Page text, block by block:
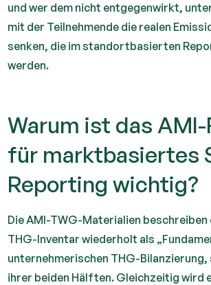
und wer dem nicht entgegenwirkt,
mit der Teilnehmende die realen
senken, die im standortbasierten
werden.
Warum ist das
für marktbasiertes
Reporting wichtig?
Die AMI-TWG-Materialien beschreiben
THG-Inventar wiederholt als
unternehmerischen THG-
ihrer beiden Hälften. Gleichzeitig wird